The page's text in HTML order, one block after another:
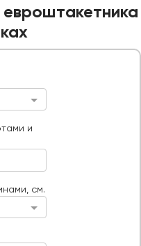
евроштакетника
и
см.
забора, м.
м.
Тип ворот